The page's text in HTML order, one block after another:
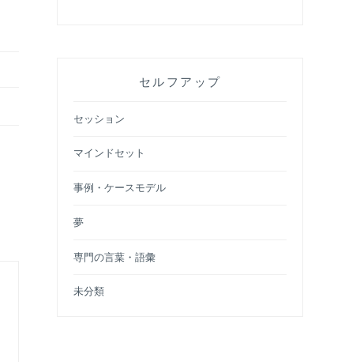
セルフアップ
セッション
マインドセット
事例・ケースモデル
夢
専門の言葉・語彙
未分類